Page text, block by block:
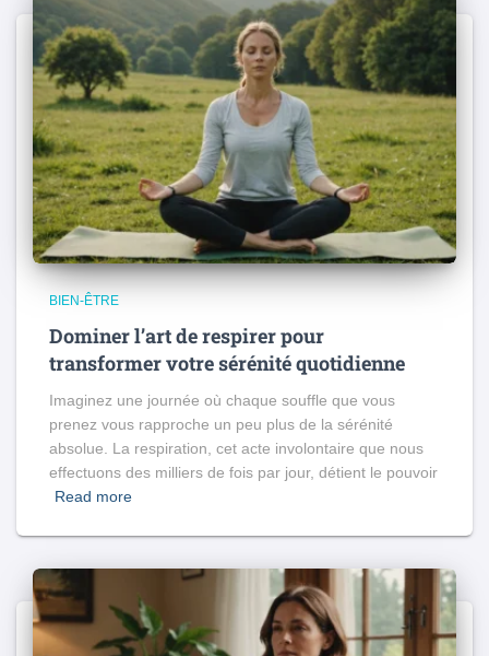
BIEN-ÊTRE
Dominer l’art de respirer pour
transformer votre sérénité quotidienne
Imaginez une journée où chaque souffle que vous
prenez vous rapproche un peu plus de la sérénité
absolue. La respiration, cet acte involontaire que nous
effectuons des milliers de fois par jour, détient le pouvoir
Read more